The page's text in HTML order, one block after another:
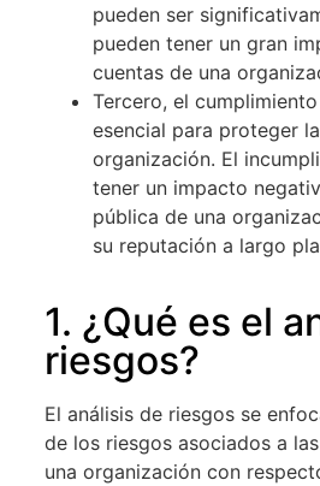
pueden ser
pueden tener un gran
cuentas de una
Tercero, el
esencial para proteger
organización. El
tener un impacto
pública de una
su reputación a largo
1. ¿Qué es el
riesgos?
El análisis de riesgos se
de los riesgos asociados a
una organización con